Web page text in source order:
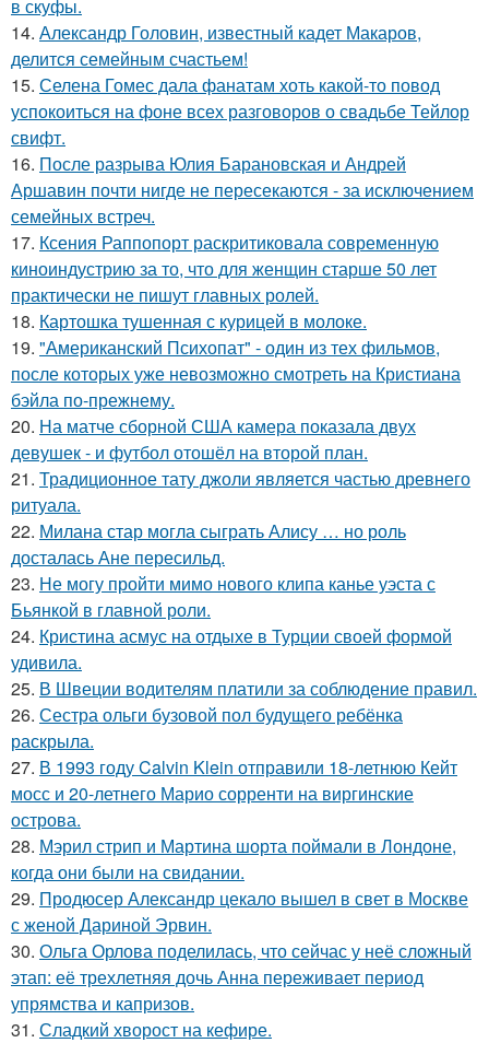
в скуфы.
14. Александр Головин, известный кадет Макаров,
делится семейным счастьем!
15. Селена Гомес дала фанатам хоть какой-то повод
успокоиться на фоне всех разговоров о свадьбе Тейлор
свифт.
16. После разрыва Юлия Барановская и Андрей
Аршавин почти нигде не пересекаются - за исключением
семейных встреч.
17. Ксения Раппопорт раскритиковала современную
киноиндустрию за то, что для женщин старше 50 лет
практически не пишут главных ролей.
18. Картошка тушенная с курицей в молоке.
19. "Американский Психопат" - один из тех фильмов,
после которых уже невозможно смотреть на Кристиана
бэйла по-прежнему.
20. На матче сборной США камера показала двух
девушек - и футбол отошёл на второй план.
21. Традиционное тату джоли является частью древнего
ритуала.
22. Милана стар могла сыграть Алису … но роль
досталась Ане пересильд.
23. Не могу пройти мимо нового клипа канье уэста с
Бьянкой в главной роли.
24. Кристина асмус на отдыхе в Турции своей формой
удивила.
25. В Швеции водителям платили за соблюдение правил.
26. Сестра ольги бузовой пол будущего ребёнка
раскрыла.
27. В 1993 году Calvin Klein отправили 18-летнюю Кейт
мосс и 20-летнего Марио сорренти на виргинские
острова.
28. Мэрил стрип и Мартина шорта поймали в Лондоне,
когда они были на свидании.
29. Продюсер Александр цекало вышел в свет в Москве
с женой Дариной Эрвин.
30. Ольга Орлова поделилась, что сейчас у неё сложный
этап: её трехлетняя дочь Анна переживает период
упрямства и капризов.
31. Сладкий хворост на кефире.